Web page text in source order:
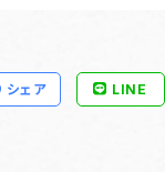
シェア LINE